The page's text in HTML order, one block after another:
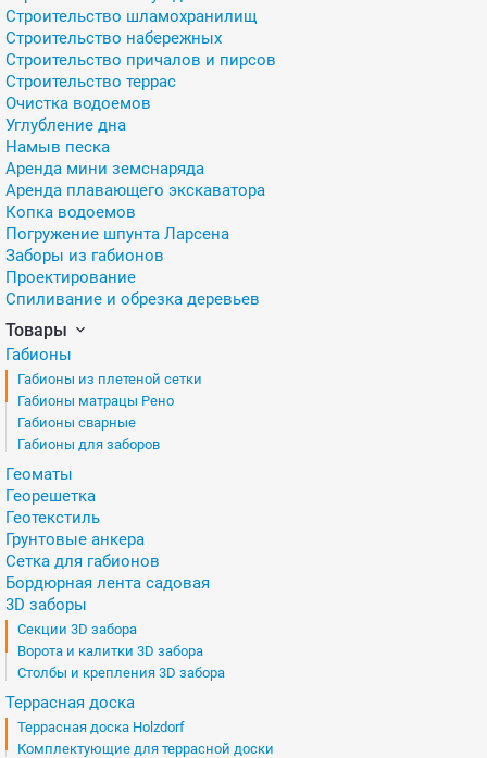
Строительство шламохранилищ
Строительство набережных
Строительство причалов и пирсов
Строительство террас
Очистка водоемов
Углубление дна
Намыв песка
Аренда мини земснаряда
Аренда плавающего экскаватора
Копка водоемов
Погружение шпунта Ларсена
Заборы из габионов
Проектирование
Спиливание и обрезка деревьев
Товары
Габионы
Габионы из плетеной сетки
Габионы матрацы Рено
Габионы сварные
Габионы для заборов
Геоматы
Георешетка
Геотекстиль
Грунтовые анкера
Сетка для габионов
Бордюрная лента садовая
3D заборы
Секции 3D забора
Ворота и калитки 3D забора
Столбы и крепления 3D забора
Террасная доска
Террасная доска Holzdorf
Комплектующие для террасной доски